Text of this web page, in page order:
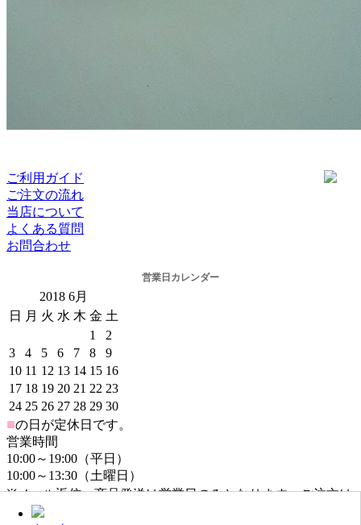
ご利用ガイド
ご注文の流れ
当店について
よくある質問
お問合わせ
営業日カレンダー
2018 6月
日
月 火 水 木 金 土
1
2
3
4 5 6 7 8
9
10 11 12 13 14 15 16
17 18 19 20 21 22 23
24 25 26 27 28 29 30
■の日が定休日です。
営業時間
10:00～19:00（平日）
10:00～13:30（土曜日）
※メール返信・商品発送は営業日のみとなります。ご注文は
年中無休でお受けしております。